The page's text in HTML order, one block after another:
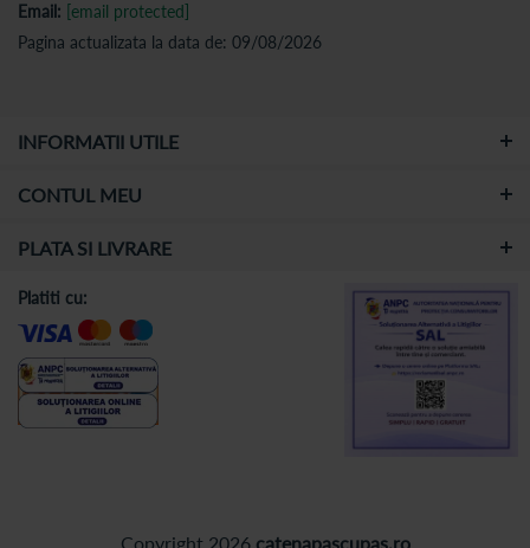
Email: [email protected]
Pagina actualizata la data de: 09/08/2026
INFORMATII UTILE
CONTUL MEU
PLATA SI LIVRARE
Copyright 2026 catenapascupas.ro
Platiti cu: